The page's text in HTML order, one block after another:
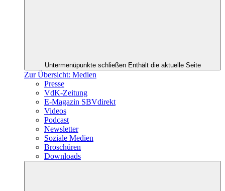
Untermenüpunkte schließen Enthält die aktuelle Seite
Zur Übersicht: Medien
Presse
VdK-Zeitung
E-Magazin SBVdirekt
Videos
Podcast
Newsletter
Soziale Medien
Broschüren
Downloads